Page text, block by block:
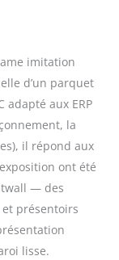
imitation
d’un parquet
adapté aux ERP
la
il répond aux
ont été
— des
présentoirs
lisse.